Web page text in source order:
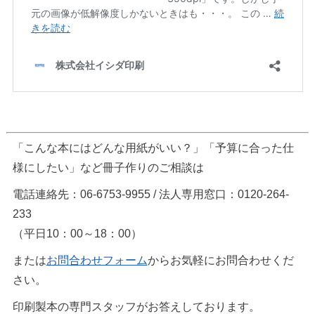
「こんな本にはどんな用紙がいい？」「予算に合った仕
様にしたい」など冊子作りのご相談は
電話連絡先：06-6753-9955 / 法人専用窓口：0120-264-
233
（平日10：00～18：00）
またはお問合わせフォームからお気軽にお問合わせくだ
さい。
印刷製本の専門スタッフがお答えしております。